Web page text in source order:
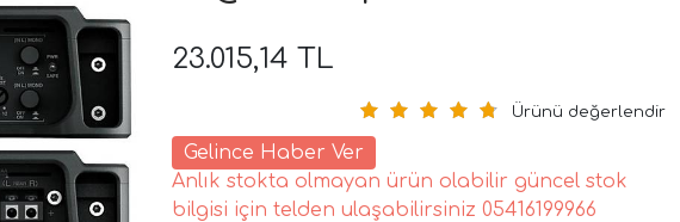
23.015,14 TL
Ürünü değerlendir
Gelince Haber Ver
Anlık stokta olmayan ürün olabilir güncel stok
bilgisi için telden ulaşabilirsiniz 05416199966